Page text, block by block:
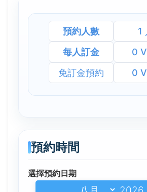
預約人數
1
每人訂金
0
免訂金預約
0
預約時間
選擇預約日期